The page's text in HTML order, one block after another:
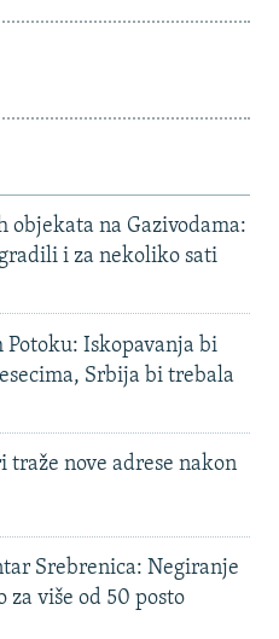
objekata na Gazivodama:
i za nekoliko sati
Iskopavanja bi
Srbija bi trebala
traže nove adrese nakon
Srebrenica: Negiranje
za više od 50 posto